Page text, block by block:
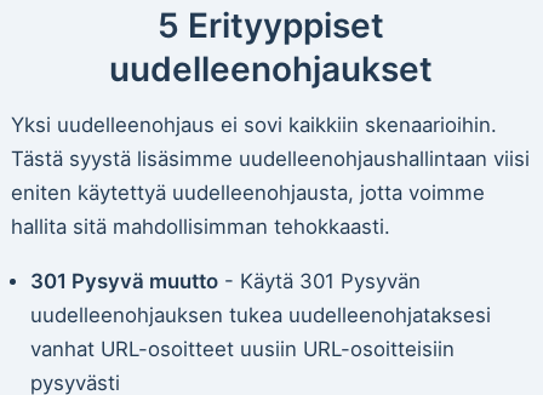
5 Erityyppiset
uudelleenohjaukset
Yksi uudelleenohjaus ei sovi kaikkiin skenaarioihin.
Tästä syystä lisäsimme uudelleenohjaushallintaan viisi
eniten käytettyä uudelleenohjausta, jotta voimme
hallita sitä mahdollisimman tehokkaasti.
301 Pysyvä muutto- Käytä 301 Pysyvän
uudelleenohjauksen tukea uudelleenohjataksesi
vanhat URL-osoitteet uusiin URL-osoitteisiin
pysyvästi